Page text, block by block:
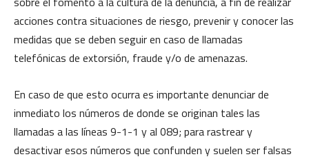
acciones contra situaciones de riesgo, prevenir y conocer las
medidas que se deben seguir en caso de llamadas
telefónicas de extorsión, fraude y/o de amenazas.
En caso de que esto ocurra es importante denunciar de
inmediato los números de donde se originan tales las
llamadas a las líneas 9-1-1 y al 089; para rastrear y
desactivar esos números que confunden y suelen ser falsas